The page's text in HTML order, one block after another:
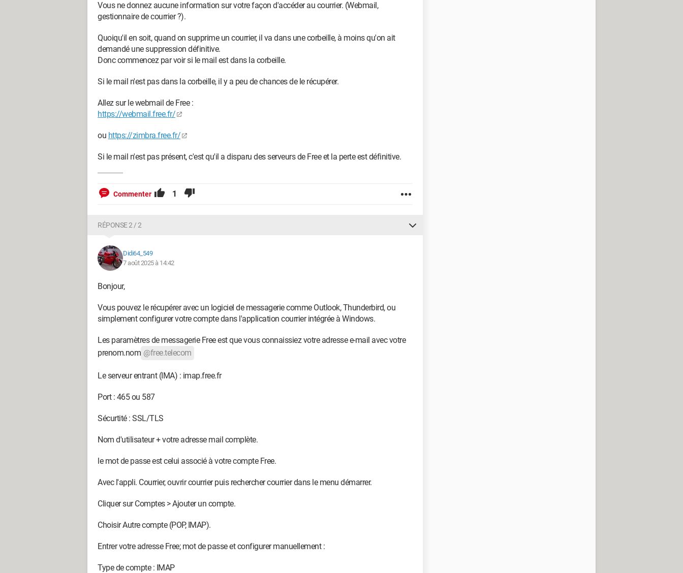
Vous ne donnez aucune information sur votre façon d'accéder au courrier. (Webmail,
gestionnaire de courrier ?).
Quoiqu'il en soit, quand on supprime un courrier, il va dans une corbeille, à moins qu'on ait
demandé une suppression définitive.
Donc commencez par voir si le mail est dans la corbeille.
Si le mail n'est pas dans la corbeille, il y a peu de chances de le récupérer.
Allez sur le webmail de Free :
https://webmail.free.fr/
ou https://zimbra.free.fr/
Si le mail n'est pas présent, c'est qu'il a disparu des serveurs de Free et la perte est définitive.
Commenter 1
RÉPONSE 2 / 2
Didi64_549
7 août 2025 à 14:42
Bonjour,
Vous pouvez le récupérer avec un logiciel de messagerie comme Outlook, Thunderbird, ou
simplement configurer votre compte dans l'application courrier intégrée à Windows.
Les paramètres de messagerie Free est que vous connaissiez votre adresse e-mail avec votre
prenom.nom @free.telecom
Le serveur entrant (IMA) : imap.free.fr
Port : 465 ou 587
Sécurtité : SSL/TLS
Nom d'utilisateur + votre adresse mail complète.
le mot de passe est celui associé à votre compte Free.
Avec l'appli. Courrier, ouvrir courrier puis rechercher courrier dans le menu démarrer.
Cliquer sur Comptes > Ajouter un compte.
Choisir Autre compte (POP, IMAP).
Entrer votre adresse Free; mot de passe et configurer manuellement :
Type de compte : IMAP